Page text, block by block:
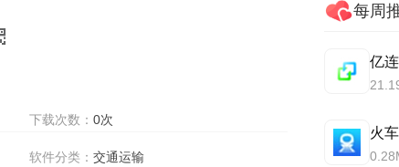
下载次数： 0次
软件分类： 交通运输
每周
亿
火